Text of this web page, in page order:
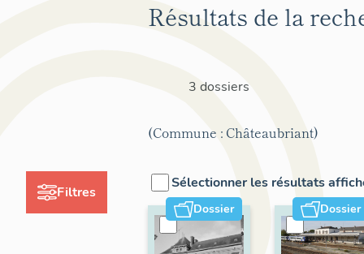
Filtres
Résultats de la
3 dossiers
(Commune : Châteaubriant)
Sélectionner les résultats
Dossier Dossier